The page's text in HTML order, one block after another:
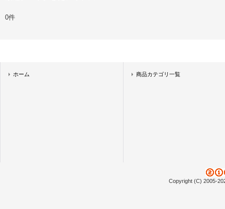
0件
ホーム 商品カテゴリ一覧
Copyright (C) 2005-